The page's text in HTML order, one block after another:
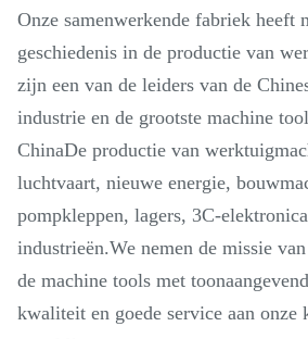
Onze samenwerkende fabriek heeft
geschiedenis in de productie van
zijn een van de leiders van de
industrie en de grootste machine
ChinaDe productie van
luchtvaart, nieuwe energie,
pompkleppen, lagers, 3C-
industrieën.We nemen de missie
de machine tools met
kwaliteit en goede service aan onze